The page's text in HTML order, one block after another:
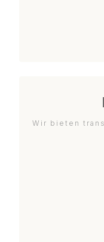
Wir bieten